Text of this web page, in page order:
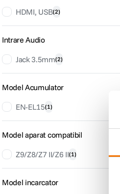
HDMI, USB(2)
Intrare Audio
Jack 3.5mm(2)
Model Acumulator
EN-EL15(1)
Model aparat compatibil
Z9/Z8/Z7 II/Z6 II(1)
Model incarcator